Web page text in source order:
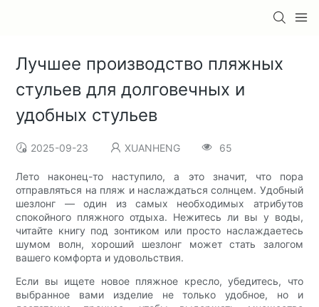
Лучшее производство пляжных
стульев для долговечных и
удобных стульев
2025-09-23 XUANHENG 65
Лето наконец-то наступило, а это значит, что пора
отправляться на пляж и наслаждаться солнцем. Удобный
шезлонг — один из самых необходимых атрибутов
спокойного пляжного отдыха. Нежитесь ли вы у воды,
читайте книгу под зонтиком или просто наслаждаетесь
шумом волн, хороший шезлонг может стать залогом
вашего комфорта и удовольствия.
Если вы ищете новое пляжное кресло, убедитесь, что
выбранное вами изделие не только удобное, но и